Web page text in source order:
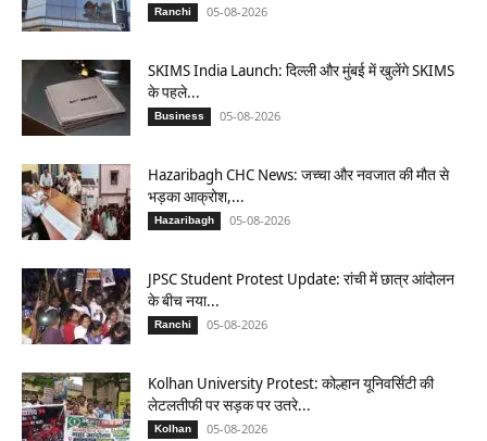
Ranchi 05-08-2026
SKIMS India Launch: दिल्ली और मुंबई में खुलेंगे SKIMS
के पहले...
Business 05-08-2026
Hazaribagh CHC News: जच्चा और नवजात की मौत से
भड़का आक्रोश,...
Hazaribagh 05-08-2026
JPSC Student Protest Update: रांची में छात्र आंदोलन
के बीच नया...
Ranchi 05-08-2026
Kolhan University Protest: कोल्हान यूनिवर्सिटी की
लेटलतीफी पर सड़क पर उतरे...
Kolhan 05-08-2026